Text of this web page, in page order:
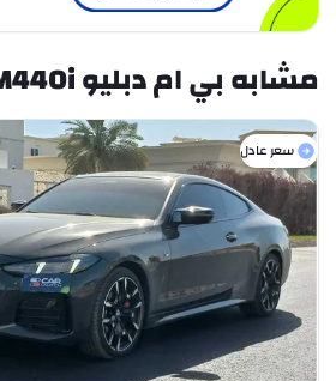
مشابه بي ام دبليو M440i
سعر عادل